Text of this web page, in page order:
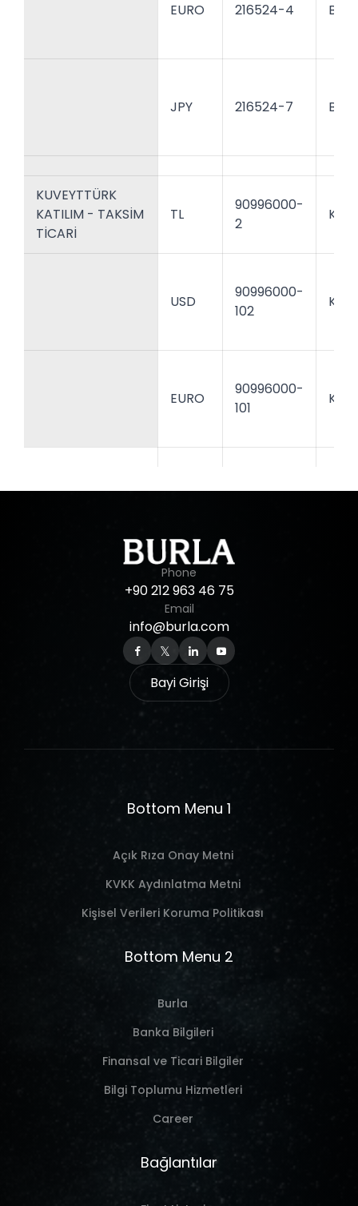
EURO 216524-4
JPY 216524-7
KUVEYTTÜRK
KATILIM - TAKSİM
TİCARİ
TL
90996000-
2
USD
90996000-
102
EURO
90996000-
101
Phone
+90212963 46 75
Email
info@burla.com
Bayi Girişi
Bottom Menu 1
Açık Rıza Onay Metni
KVKK Aydınlatma Metni
Kişisel Verileri Koruma Politikası
Bottom Menu 2
Burla
Banka Bilgileri
Finansal ve Ticari Bilgiler
Bilgi Toplumu Hizmetleri
Career
Bağlantılar